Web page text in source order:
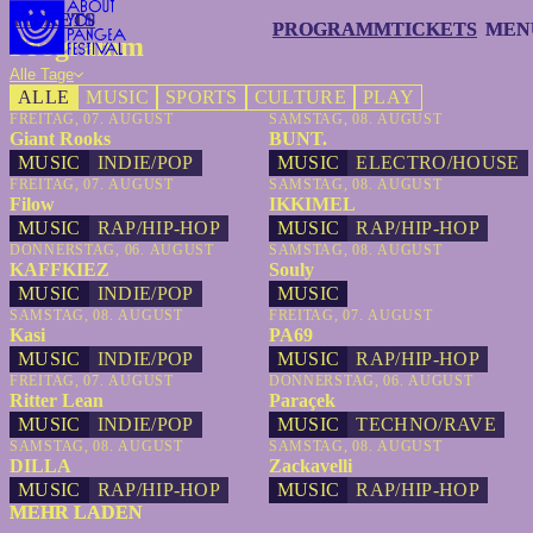
PROGRAMM
PROGRAMMTICKETS
TICKETS
TICKETS
TICKETS
Programm
Alle Tage
ALLE MUSIC SPORTS CULTURE PLAY
FREITAG, 07. AUGUST
Giant Rooks
MUSIC
INDIE/POP
SAMSTAG, 08. AUGUST
BUNT.
MUSIC
ELECTRO/HOUSE
FREITAG, 07. AUGUST
Filow
MUSIC
RAP/HIP-HOP
SAMSTAG, 08. AUGUST
IKKIMEL
MUSIC
RAP/HIP-HOP
DONNERSTAG, 06. AUGUST
KAFFKIEZ
MUSIC
INDIE/POP
SAMSTAG, 08. AUGUST
Souly
MUSIC
SAMSTAG, 08. AUGUST
Kasi
MUSIC
INDIE/POP
FREITAG, 07. AUGUST
PA69
MUSIC
RAP/HIP-HOP
FREITAG, 07. AUGUST
Ritter Lean
MUSIC
INDIE/POP
DONNERSTAG, 06. AUGUST
Paraçek
MUSIC
TECHNO/RAVE
SAMSTAG, 08. AUGUST
DILLA
MUSIC
RAP/HIP-HOP
SAMSTAG, 08. AUGUST
Zackavelli
MUSIC
RAP/HIP-HOP
MEHR LADEN
MEHR LADEN